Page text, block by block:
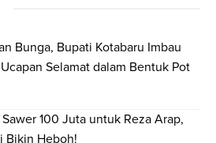
Bunga, Bupati Kotabaru Imbau
Selamat dalam Bentuk Pot
100 Juta untuk Reza Arap,
Bikin Heboh!